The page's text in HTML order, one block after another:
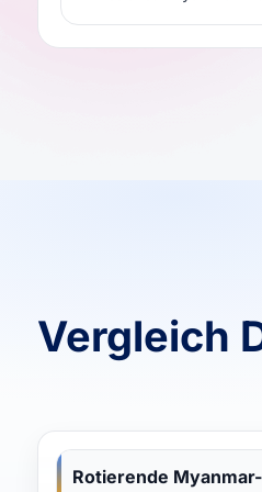
Vergleich
Rotierende